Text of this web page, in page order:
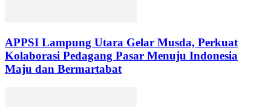
APPSI Lampung Utara Gelar Musda, Perkuat
Kolaborasi Pedagang Pasar Menuju Indonesia
Maju dan Bermartabat